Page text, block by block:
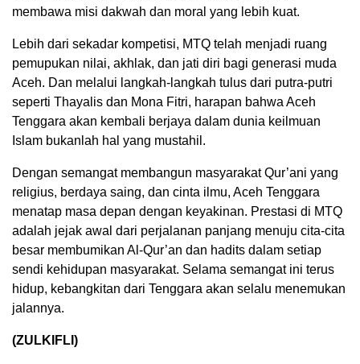
membawa misi dakwah dan moral yang lebih kuat.
Lebih dari sekadar kompetisi, MTQ telah menjadi ruang
pemupukan nilai, akhlak, dan jati diri bagi generasi muda
Aceh. Dan melalui langkah-langkah tulus dari putra-putri
seperti Thayalis dan Mona Fitri, harapan bahwa Aceh
Tenggara akan kembali berjaya dalam dunia keilmuan
Islam bukanlah hal yang mustahil.
Dengan semangat membangun masyarakat Qur’ani yang
religius, berdaya saing, dan cinta ilmu, Aceh Tenggara
menatap masa depan dengan keyakinan. Prestasi di MTQ
adalah jejak awal dari perjalanan panjang menuju cita-cita
besar membumikan Al-Qur’an dan hadits dalam setiap
sendi kehidupan masyarakat. Selama semangat ini terus
hidup, kebangkitan dari Tenggara akan selalu menemukan
jalannya.
(ZULKIFLI)